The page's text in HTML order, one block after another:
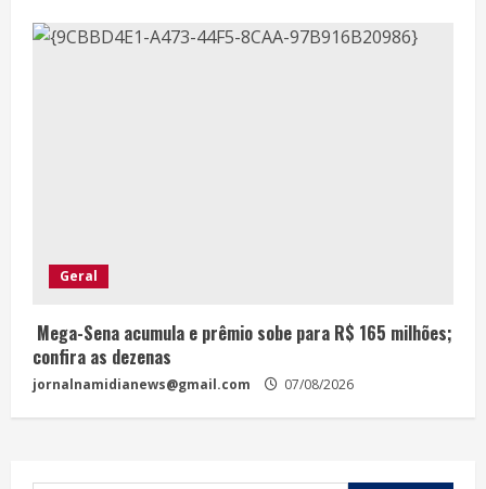
Geral
Mega-Sena acumula e prêmio sobe para R$ 165 milhões;
confira as dezenas
jornalnamidianews@gmail.com 07/08/2026